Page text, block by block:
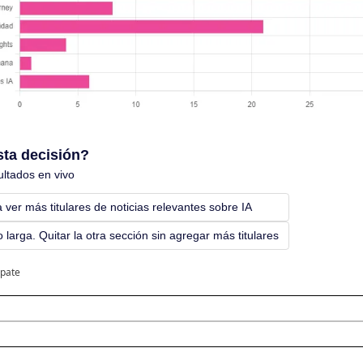
decisión?
en vivo
ver más titulares de noticias relevantes sobre IA
larga. Quitar la otra sección sin agregar más titulares